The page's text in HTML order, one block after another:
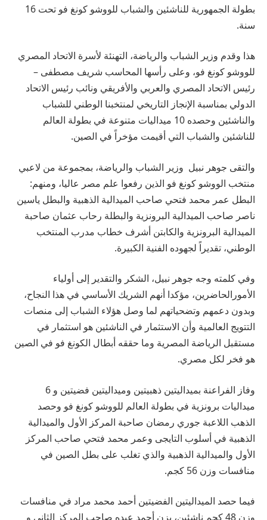
بطولة الجمهورية للناشئين والشباب للووشو كونغ فو تحت 16
سنة.
هذا وقدم وزير الشباب والرياضة، التهنئة لأسرة الاتحاد المصري
للووشو كونغ فو، وعلى رأسها المحاسب شريف مصطفى –
رئيس الاتحاد المصري والعربي والأفريقي ونائب رئيس الاتحاد
الدولي بمناسبة الإنجاز التاريخي لمنتخبنا الوطني للشباب
والناشئين وحصده 10 ميداليات متنوعة في بطولة العالم
للناشئين والشباب التي أقيمت مؤخراً في الصين.
والتقى جوهر نبيل وزير الشباب والرياضة، بمجموعة من لاعبي
منتخب الووشو كونغ فو الذين رفعوا علم مصر عاليا، ومنهم:
البطل عمر محمد فتحي صاحب الميدالية الذهبية والبطل ياسين
ناصر صاحب الميدالية البرونزية والبطلة رحاب عثمان صاحبة
الميدالية البرونزية والكابتن أشرف خطاب مدرب المنتخب
الوطني، تقديراً لجهوده الفنية الكبيرة.
وفي كلمته وجه جوهر نبيل، الشكر والتقدير إلى أولياء
الأمورالحاضرين، مؤكدا أنهم الشريك الأساسي في هذا النجاح،
وبدون دعمهم وتضحياتهم لما وصل هؤلاء الشباب إلى منصات
التتويج العالمية وأن الاستثمار في الناشئين هو استثمار في
مستقبل الرياضة المصرية وما حققه أبطال الكونغ فو في الصين
هو فخر لكل مصري.
وفاز الفراعنة بميداليتين ذهبيتين وميداليتين فضيتين و 6
ميداليات برونزية في بطولة العالم للووشو كونغ فو وحصد
الذهب اللاعبة جوري رمضان صاحبة المركز الأول والميدالية
الذهبية في أسلوب التايجى وعمر محمد فتحي صاحب المركز
الأول والميدالية الذهبية والذي تغلب على بطل الصين في
منافسات وزن 56 كجم.
فيما حصد الميداليتين الفضيتين أحمد محمد مراد في منافسات
وزن 48 كجم ناشئين، يزن أحمد عبده صاحب المركز الثاني و